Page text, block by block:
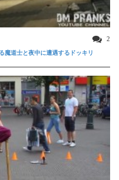
2
魔道士と夜中に遭遇するドッキリ